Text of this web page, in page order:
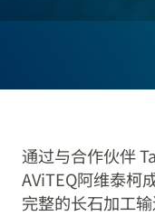
通过与合作伙伴
AViTEQ阿维泰柯
完整的长石加工输